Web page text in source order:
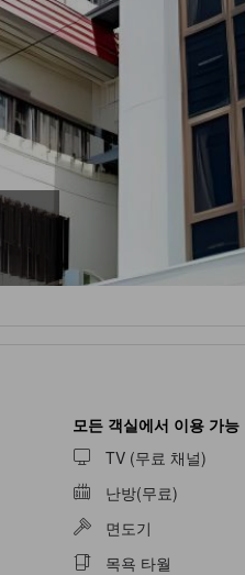
모든 객실에서 이용 가능
TV (무료 채널)
난방(무료)
면도기
목욕 타월